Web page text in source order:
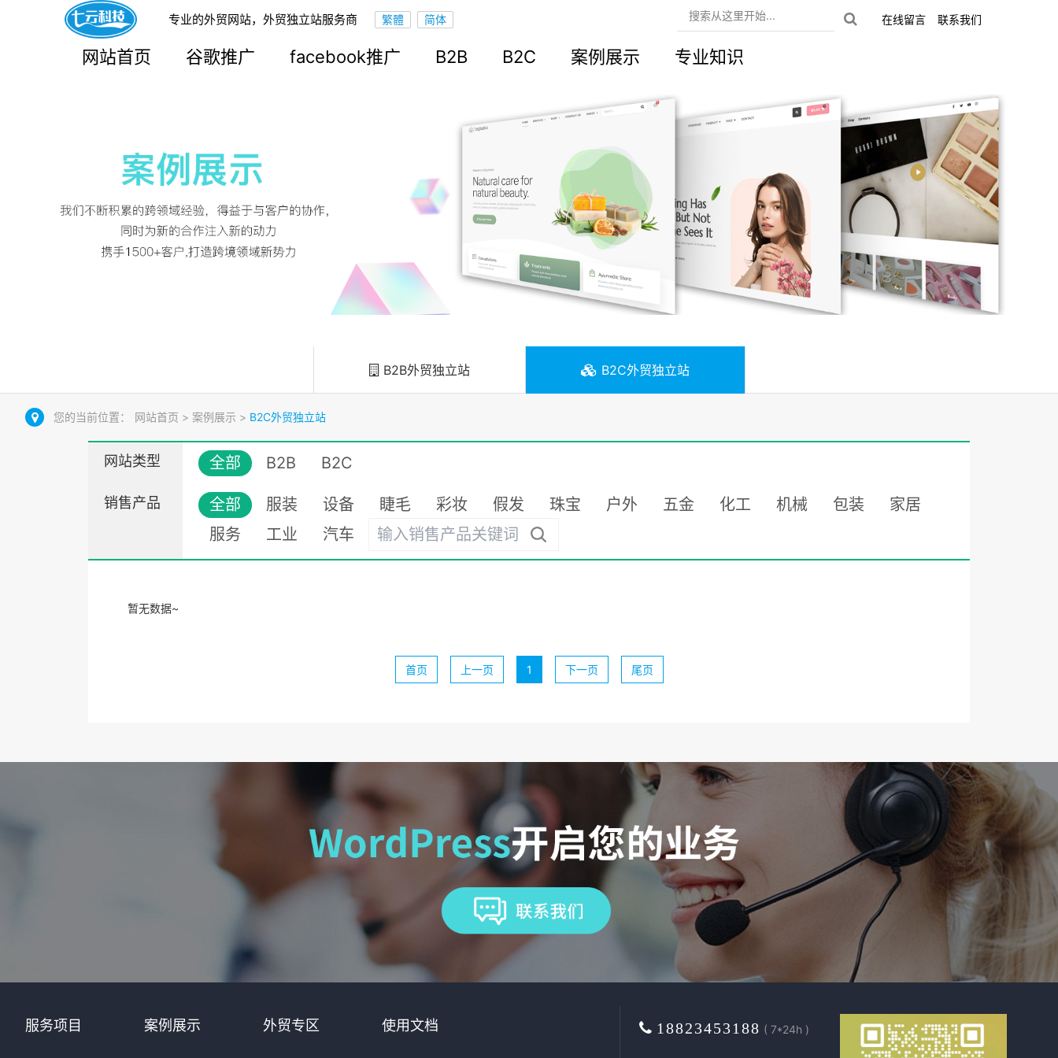
专业的外贸网站，外贸独立站服务商 在线留言 联系我们
网站首页 谷歌推广 facebook推广 B2B B2C 案例展示 专业知识
B2B外贸独立站 B2C外贸独立站
您的当前位置： 网站首页 > 案例展示 > B2C外贸独立站
网站类型 全部 B2B B2C
销售产品 全部 服装 设备 睫毛 彩妆 假发 珠宝 户外 五金 化工 机械 包装
家居
服务
工业 汽车
暂无数据~
首页 上一页 1 下一页 尾页
服务项目 案例展示 外贸专区 使用文档 18823453188 ( 7*24h )